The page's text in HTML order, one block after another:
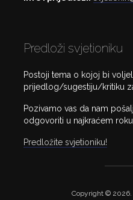
Predloži svjetioniku
Postoji tema o kojoj bi
prijedlog/sugestiju/kritiku
Pozivamo vas da nam
odgovoriti u najkraćem
Predložite svjetioniku!
Copyright © 2026.